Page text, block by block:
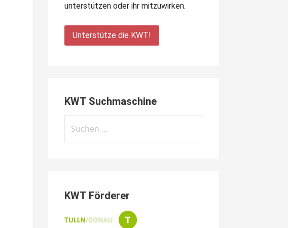
unterstützen oder ihr mitzuwirken.
Unterstütze die KWT!
KWT Suchmaschine
KWT Förderer